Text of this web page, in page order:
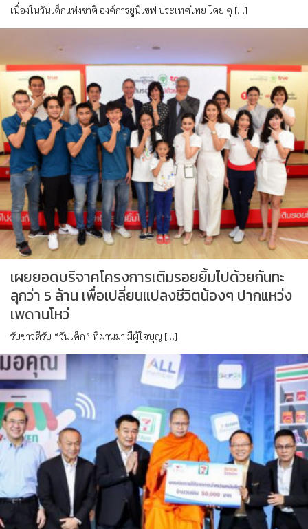
เนื่องในวันเด็กแห่งชาติ องค์การยูนิเซฟ ประเทศไทย โดย คุ […]
เผยยอดบริจาคโครงการเติมรอยยิ้มไปด้วยกันทะ
ลุกว่า 5 ล้าน เพื่อเปลี่ยนแปลงชีวิตน้องๆ ปากแหว่ง
เพดานโหว่
รับข่าวดีรับ “วันเด็ก” ที่ผ่านมา มีผู้ใจบุญ […]